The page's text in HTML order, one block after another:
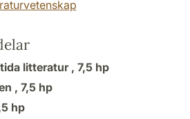
litteratur , 7,5 hp
, 7,5 hp
hp